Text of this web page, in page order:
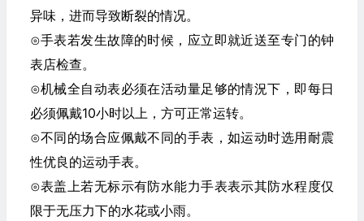
异味，进而导致断裂的情况。
⊙手表若发生故障的时候，应立即就近送至专门的钟
表店检查。
⊙机械全自动表必须在活动量足够的情況下，即每日
必须佩戴10小时以上，方可正常运转。
⊙不同的场合应佩戴不同的手表，如运动时选用耐震
性优良的运动手表。
⊙表盖上若无标示有防水能力手表表示其防水程度仅
限于无压力下的水花或小雨。